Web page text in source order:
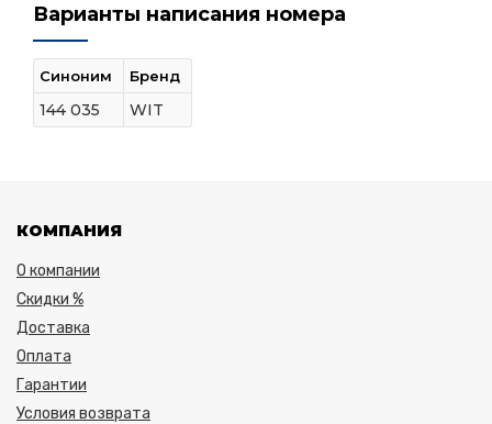
Варианты написания номера
Синоним Бренд
144 035 WIT
КОМПАНИЯ
О компании
Скидки %
Доставка
Оплата
Гарантии
Условия возврата